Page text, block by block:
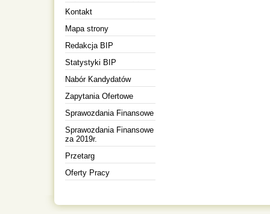
Kontakt
Mapa strony
Redakcja BIP
Statystyki BIP
Nabór Kandydatów
Zapytania Ofertowe
Sprawozdania Finansowe
Sprawozdania Finansowe
za 2019r.
Przetarg
Oferty Pracy